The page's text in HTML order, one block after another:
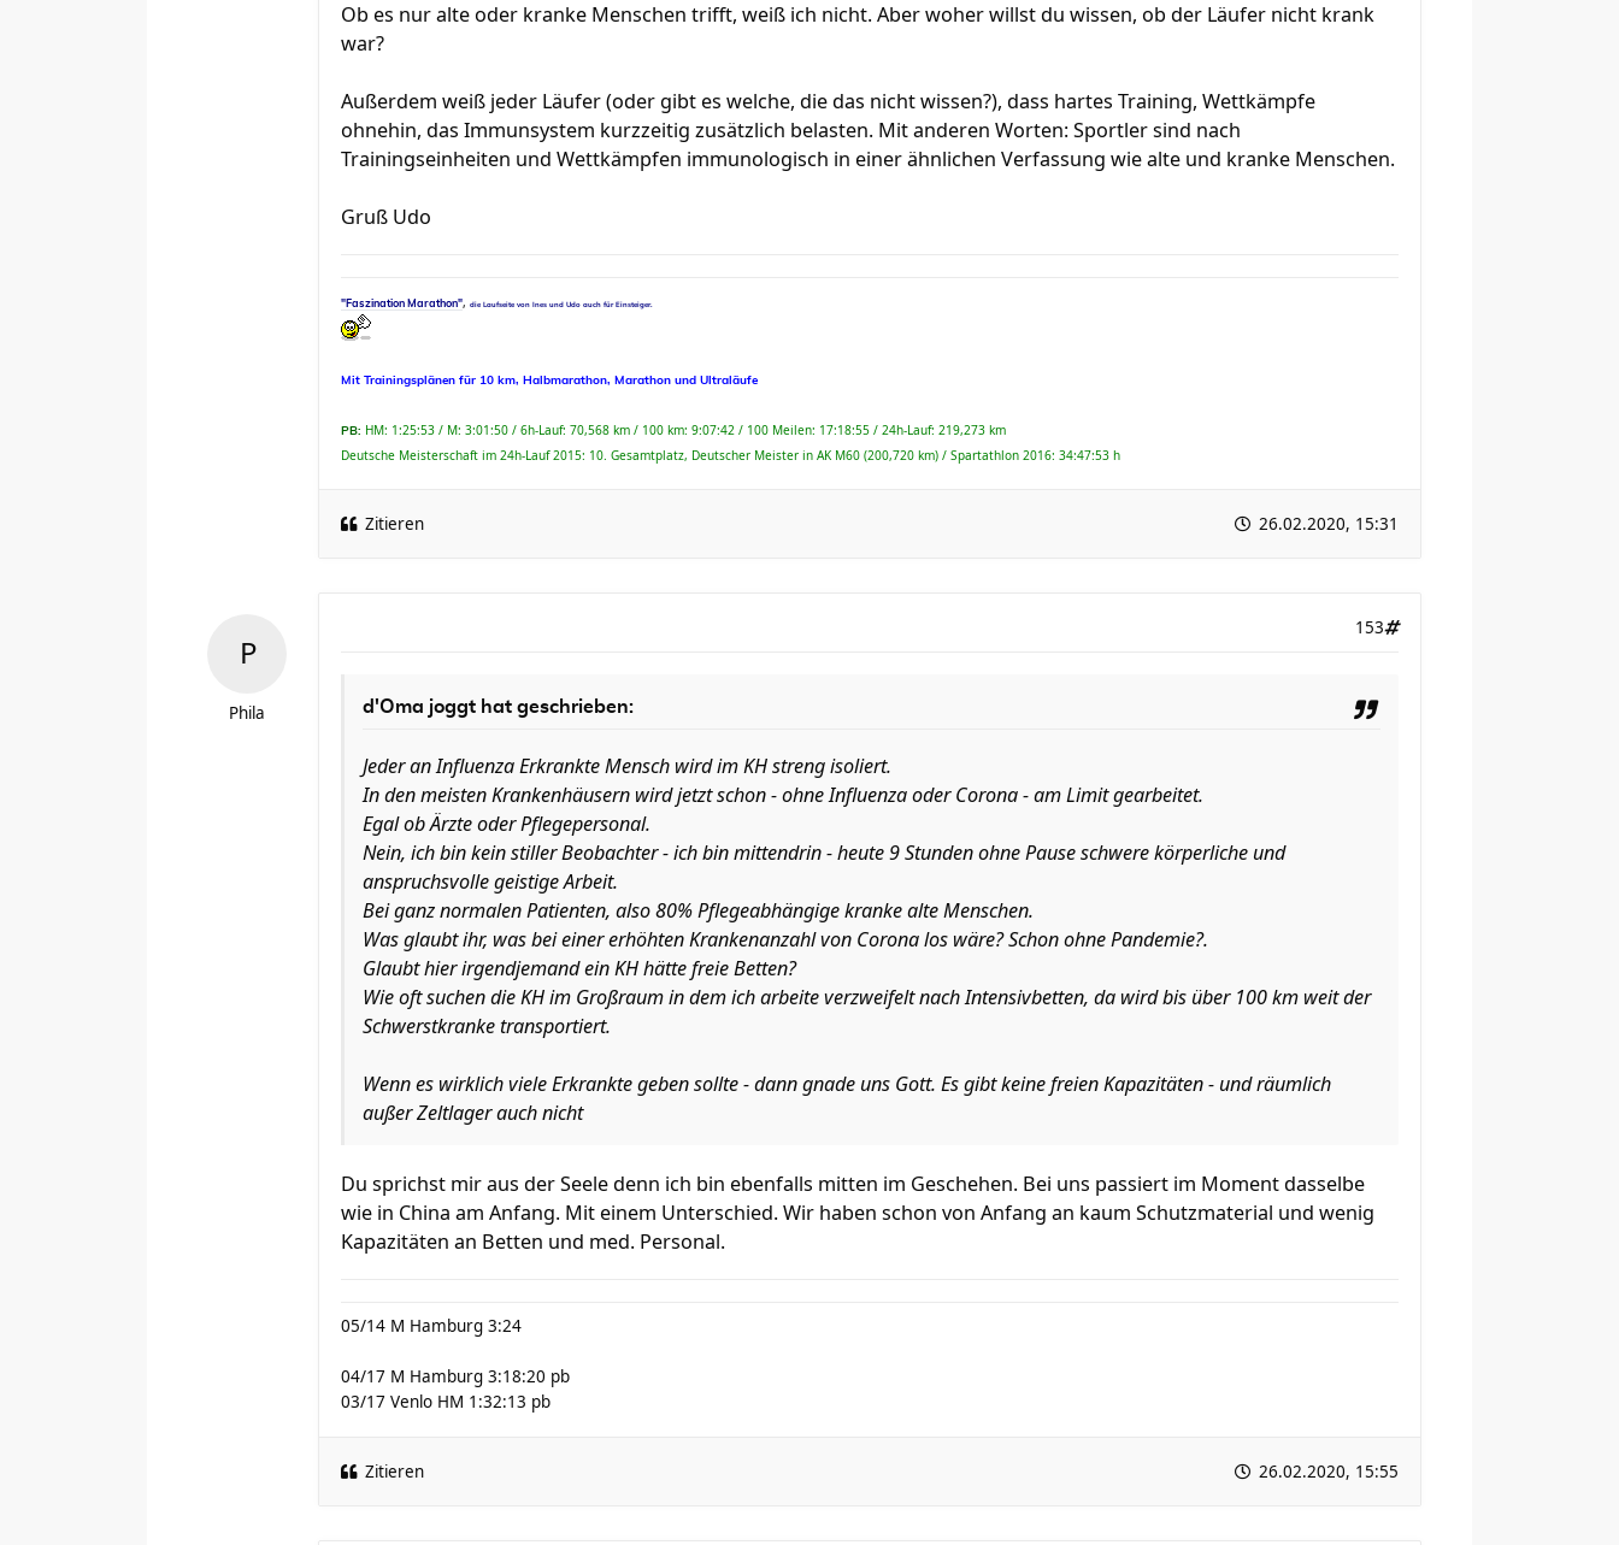
Ob es nur alte oder kranke Menschen trifft, weiß ich nicht. Aber woher willst du wissen, ob der Läufer nicht krank
war?
Außerdem weiß jeder Läufer (oder gibt es welche, die das nicht wissen?), dass hartes Training, Wettkämpfe
ohnehin, das Immunsystem kurzzeitig zusätzlich belasten. Mit anderen Worten: Sportler sind nach
Trainingseinheiten und Wettkämpfen immunologisch in einer ähnlichen Verfassung wie alte und kranke Menschen.
Gruß Udo
"Faszination Marathon", die Laufseite von Ines und Udo auch für Einsteiger.
Mit Trainingsplänen für 10 km, Halbmarathon, Marathon und Ultraläufe
PB: HM: 1:25:53 / M: 3:01:50 / 6h-Lauf: 70,568 km / 100 km: 9:07:42 / 100 Meilen: 17:18:55 / 24h-Lauf: 219,273 km
Deutsche Meisterschaft im 24h-Lauf 2015: 10. Gesamtplatz, Deutscher Meister in AK M60 (200,720 km) / Spartathlon 2016: 34:47:53 h
Zitieren 26.02.2020, 15:31
Phila
153
d'Oma joggt hat geschrieben:
Jeder an Influenza Erkrankte Mensch wird im KH streng isoliert.
In den meisten Krankenhäusern wird jetzt schon - ohne Influenza oder Corona - am Limit gearbeitet.
Egal ob Ärzte oder Pflegepersonal.
Nein, ich bin kein stiller Beobachter - ich bin mittendrin - heute 9 Stunden ohne Pause schwere körperliche und
anspruchsvolle geistige Arbeit.
Bei ganz normalen Patienten, also 80% Pflegeabhängige kranke alte Menschen.
Was glaubt ihr, was bei einer erhöhten Krankenanzahl von Corona los wäre? Schon ohne Pandemie?.
Glaubt hier irgendjemand ein KH hätte freie Betten?
Wie oft suchen die KH im Großraum in dem ich arbeite verzweifelt nach Intensivbetten, da wird bis über 100 km weit der
Schwerstkranke transportiert.
Wenn es wirklich viele Erkrankte geben sollte - dann gnade uns Gott. Es gibt keine freien Kapazitäten - und räumlich
außer Zeltlager auch nicht
Du sprichst mir aus der Seele denn ich bin ebenfalls mitten im Geschehen. Bei uns passiert im Moment dasselbe
wie in China am Anfang. Mit einem Unterschied. Wir haben schon von Anfang an kaum Schutzmaterial und wenig
Kapazitäten an Betten und med. Personal.
05/14 M Hamburg 3:24
04/17 M Hamburg 3:18:20 pb
03/17 Venlo HM 1:32:13 pb
Zitieren 26.02.2020, 15:55